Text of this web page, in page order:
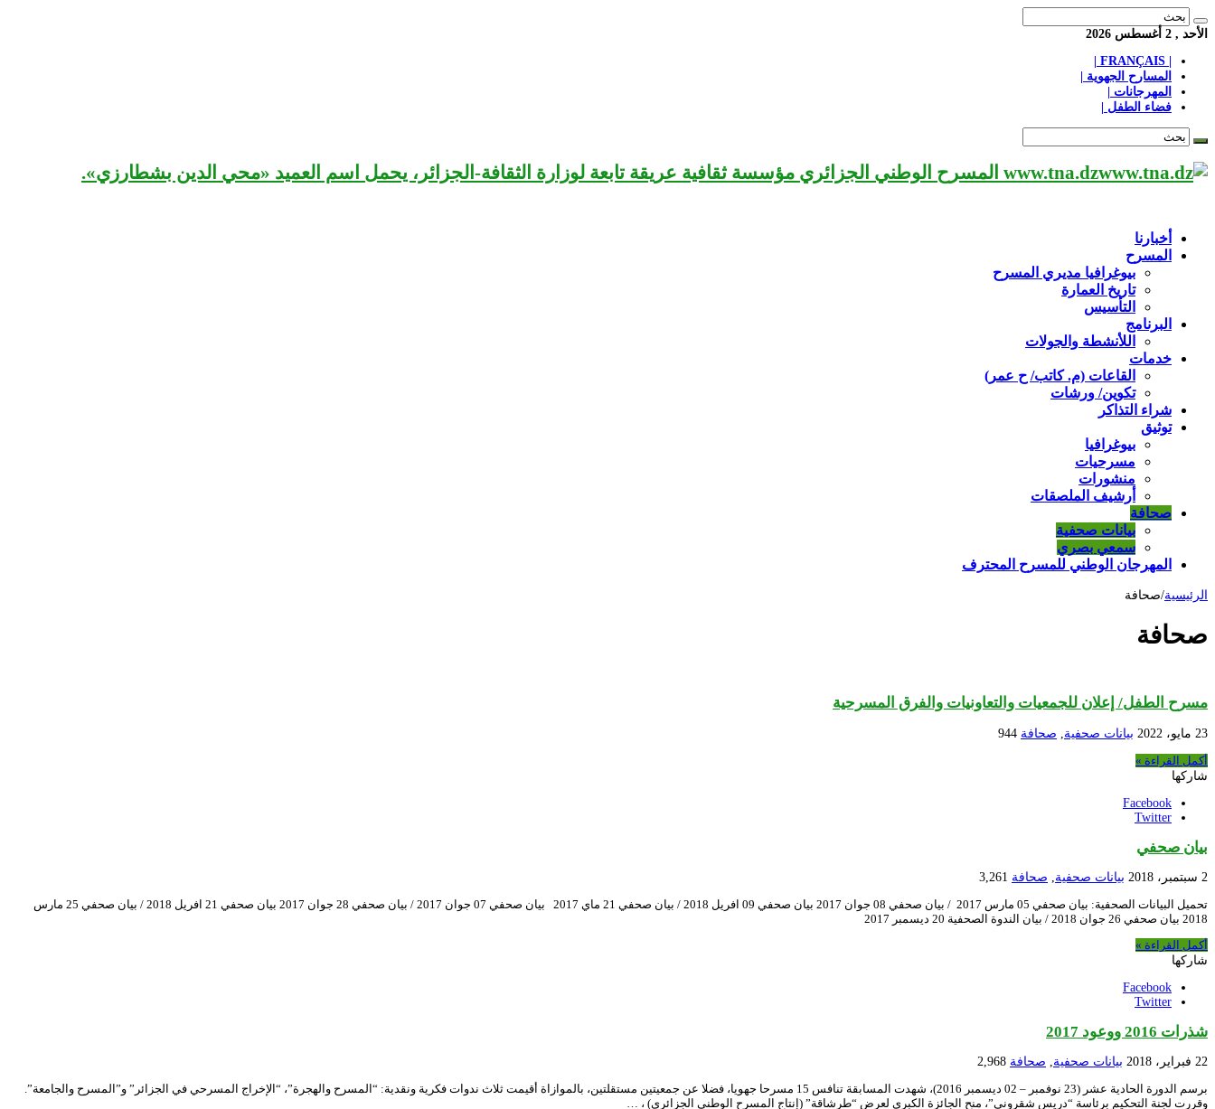
الأحد , 2 أغسطس 2026
المسارح الجهوية |
المهرجانات |
فضاء الطفل |
www.tna.dz المسرح الوطني الجزائري مؤسسة ثقافية عريقة تابعة لوزارة الثقافة-الجزائر، يحمل اسم العميد «محي الدين بشطارزي».
أخبارنا
المسرح
بيوغرافيا مديري المسرح
تاريخ العمارة
التأسيس
البرنامج
اللأنشطة والجولات
خدمات
القاعات (م. كاتب/ ح عمر)
تكوين/ ورشات
شراء التذاكر
توثيق
بيوغرافيا
مسرحيات
منشورات
أرشيف الملصقات
صحافة
بيانات صحفية
سمعي بصري
المهرجان الوطني للمسرح المحترف
الرئيسية/صحافة
صحافة
مسرح الطفل/ إعلان للجمعيات والتعاونيات والفرق المسرحية
23 مايو، 2022 بيانات صحفية صحافة 944
أكمل القراءة »
شاركها
Facebook
Twitter
بيان صحفي
2 سبتمبر، 2018 بيانات صحفية صحافة 3,261
تحميل البيانات الصحفية: بيان صحفي 05 مارس 2017 / بيان صحفي 08 جوان 2017 بيان صحفي 09 افريل 2018 / بيان صحفي 21 ماي 2017 بيان صحفي 07 جوان 2017 / بيان صحفي 28 جوان 2017 بيان صحفي 21 افريل 2018 / بيان صحفي 25 مارس
2018 بيان صحفي 26 جوان 2018 / بيان الندوة الصحفية 20 ديسمبر 2017
أكمل القراءة »
شاركها
Facebook
Twitter
شذرات 2016 ووعود 2017
22 فبراير، 2018 بيانات صحفية, صحافة 2,968
برسم الدورة الحادية عشر (23 نوفمبر – 02 ديسمبر 2016)، شهدت المسابقة تنافس 15 مسرحا جهويا، فضلا عن جمعيتين مستقلتين، بالموازاة أقيمت ثلاث ندوات فكرية ونقدية: “المسرح والهجرة”، “الإخراج المسرحي في الجزائر” و”المسرح والجامعة”.
وقررت لجنة التحكيم برئاسة “دريس شقروني”، منح الجائزة الكبرى لعرض “طرشاقة” (إنتاج المسرح الوطني الجزائري) ، …